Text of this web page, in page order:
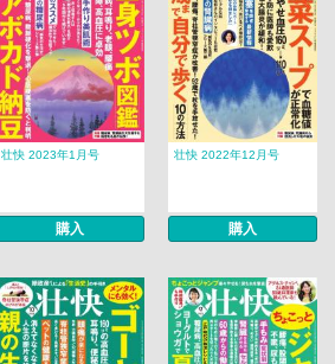
壮快 2023年1月号
購入
壮快 2022年12月号
購入